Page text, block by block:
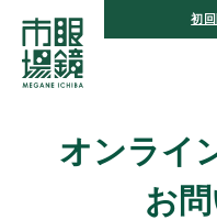
初
オンライ
お